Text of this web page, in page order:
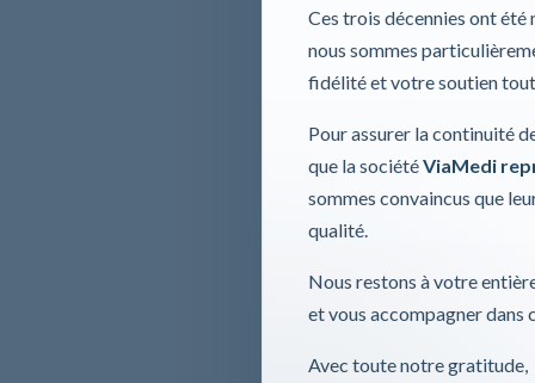
Ces trois décennies ont
nous sommes
fidélité et votre soutien
Pour assurer la continuité
que la sociétéViaMedi
sommes convaincus que
qualité.
Nous restons à votre
et vous accompagner dans
Avec toute notre gratitude,